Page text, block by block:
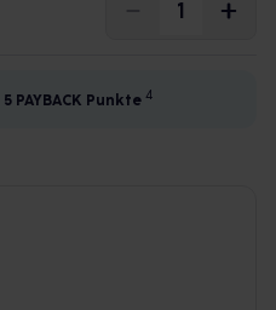
5 PAYBACK Punkte 4